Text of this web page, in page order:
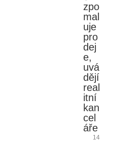
zpo
mal
uje
pro
dej
e,
uvá
dějí
real
itní
kan
cel
áře
14